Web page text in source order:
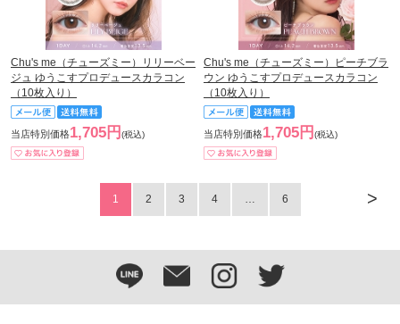
Chu's me（チューズミー）リリーベー
ジュ ゆうこすプロデュースカラコン
（10枚入り）
当店特別価格1,705円 (税込)
Chu's me（チューズミー）ピーチブラ
ウン ゆうこすプロデュースカラコン
（10枚入り）
当店特別価格1,705円 (税込)
>
1 2 3 4 … 6